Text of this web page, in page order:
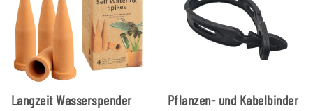
Langzeit Wasserspender
Pflanzen- und Kabelbinder